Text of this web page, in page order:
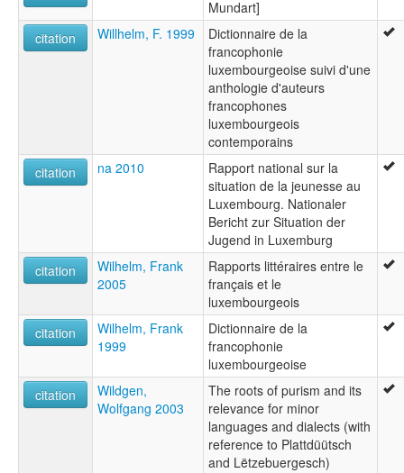
Mundart]
citation
Willhelm, F. 1999
Dictionnaire de la
francophonie
luxembourgeoise suivi d'une
anthologie d'auteurs
francophones
luxembourgeois
contemporains
citation
na 2010
Rapport national sur la
situation de la jeunesse au
Luxembourg. Nationaler
Bericht zur Situation der
Jugend in Luxemburg
citation
Wilhelm, Frank
2005
Rapports littéraires entre le
français et le
luxembourgeois
citation
Wilhelm, Frank
1999
Dictionnaire de la
francophonie
luxembourgeoise
citation
Wildgen,
Wolfgang 2003
The roots of purism and its
relevance for minor
languages and dialects (with
reference to Plattdüütsch
and Lëtzebuergesch)